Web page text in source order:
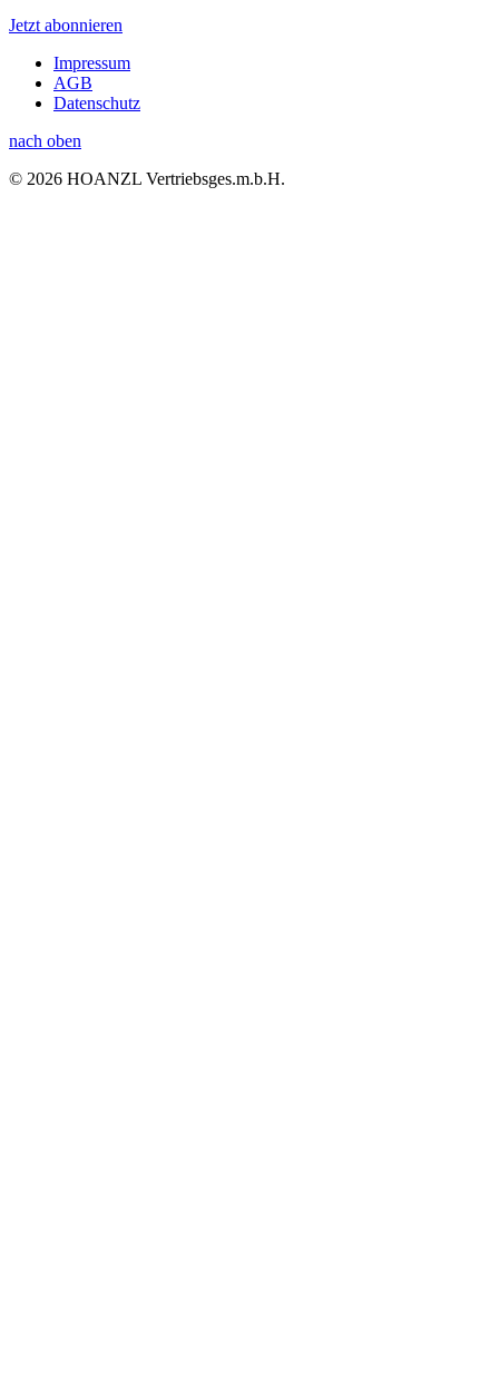
Jetzt abonnieren
Impressum
AGB
Datenschutz
nach oben
© 2026 HOANZL Vertriebsges.m.b.H.